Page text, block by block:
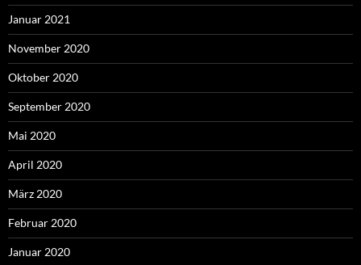
Januar 2021
November 2020
Oktober 2020
September 2020
Mai 2020
April 2020
März 2020
Februar 2020
Januar 2020